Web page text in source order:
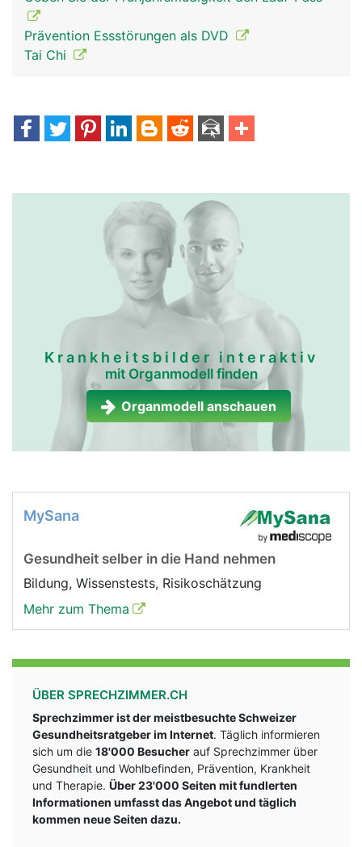
Prävention Essstörungen als DVD
Tai Chi
Krankheitsbilder interaktiv
mit Organmodell finden
Organmodell anschauen
MySana
Gesundheit selber in die Hand nehmen
Bildung, Wissenstests, Risikoschätzung
Mehr zum Thema
ÜBER SPRECHZIMMER.CH
Sprechzimmer ist der meistbesuchte Schweizer
Gesundheitsratgeber im Internet. Täglich informieren
sich um die 18'000 Besucher auf Sprechzimmer über
Gesundheit und Wohlbefinden, Prävention, Krankheit
und Therapie. Über 23'000 Seiten mit fundlerten
Informationen umfasst das Angebot und täglich
kommen neue Seiten dazu.